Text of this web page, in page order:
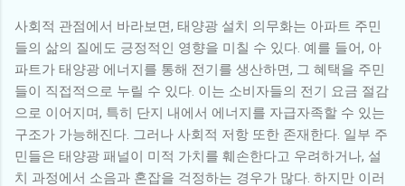
사회적 관점에서 바라보면, 태양광 설치 의무화는 아파트 주민
들의 삶의 질에도 긍정적인 영향을 미칠 수 있다. 예를 들어, 아
파트가 태양광 에너지를 통해 전기를 생산하면, 그 혜택을 주민
들이 직접적으로 누릴 수 있다. 이는 소비자들의 전기 요금 절감
으로 이어지며, 특히 단지 내에서 에너지를 자급자족할 수 있는
구조가 가능해진다. 그러나 사회적 저항 또한 존재한다. 일부 주
민들은 태양광 패널이 미적 가치를 훼손한다고 우려하거나, 설
치 과정에서 소음과 혼잡을 걱정하는 경우가 많다. 하지만 이러